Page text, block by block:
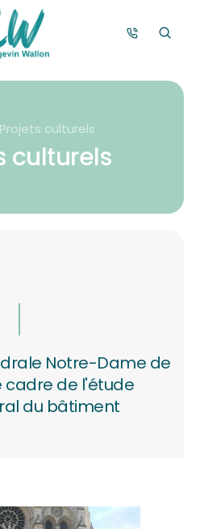
culturels
culturels
Notre-Dame de
cadre de l'étude
du bâtiment